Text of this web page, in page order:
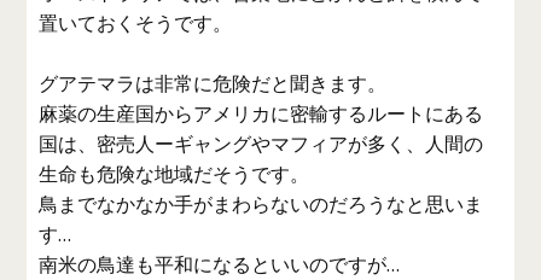
置いておくそうです。
グアテマラは非常に危険だと聞きます。
麻薬の生産国からアメリカに密輸するルートにある
国は、密売人ーギャングやマフィアが多く、人間の
生命も危険な地域だそうです。
鳥までなかなか手がまわらないのだろうなと思いま
す…
南米の鳥達も平和になるといいのですが…